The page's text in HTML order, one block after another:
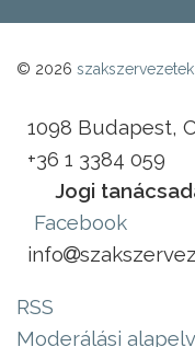
© 2026
1098 Budapest,
+36 1 3384 059
Jogi
Facebook
info
RSS
Moderálási